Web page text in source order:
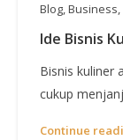
Blog,Business,
Ide Bisnis
Bisnis kuliner
cukup
Continue